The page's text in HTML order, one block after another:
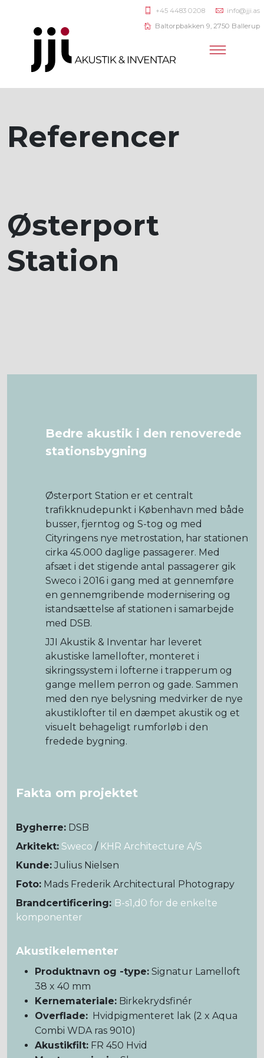
+45 4483 0208
info@jji.as
Baltorpbakken 9, 2750 Ballerup
Referencer
Østerport
Station
Bedre akustik i den renoverede
stationsbygning
Østerport Station er et centralt
trafikknudepunkt i København med både
busser, fjerntog og S-tog og med
Cityringens nye metrostation, har stationen
cirka 45.000 daglige passagerer. Med
afsæt i det stigende antal passagerer gik
Sweco i 2016 i gang med at gennemføre
en gennemgribende modernisering og
istandsættelse af stationen i samarbejde
med DSB.
JJI Akustik & Inventar har leveret
akustiske lamellofter, monteret i
sikringssystem i lofterne i trapperum og
gange mellem perron og gade. Sammen
med den nye belysning medvirker de nye
akustiklofter til en dæmpet akustik og et
visuelt behageligt rumforløb i den
fredede bygning.
Fakta om projektet
Bygherre: DSB
Arkitekt: Sweco / KHR Architecture A/S
Kunde:Julius Nielsen
Foto: Mads Frederik Architectural Photograpy
Brandcertificering: B-s1,d0 for de enkelte
komponenter
Akustikelementer
Produktnavn og -type: Signatur Lamelloft
38 x 40 mm
Kernemateriale: Birkekrydsfinér
Overflade: Hvidpigmenteret lak (2 x Aqua
Combi WDA ras 9010)
Akustikfilt: FR 450 Hvid